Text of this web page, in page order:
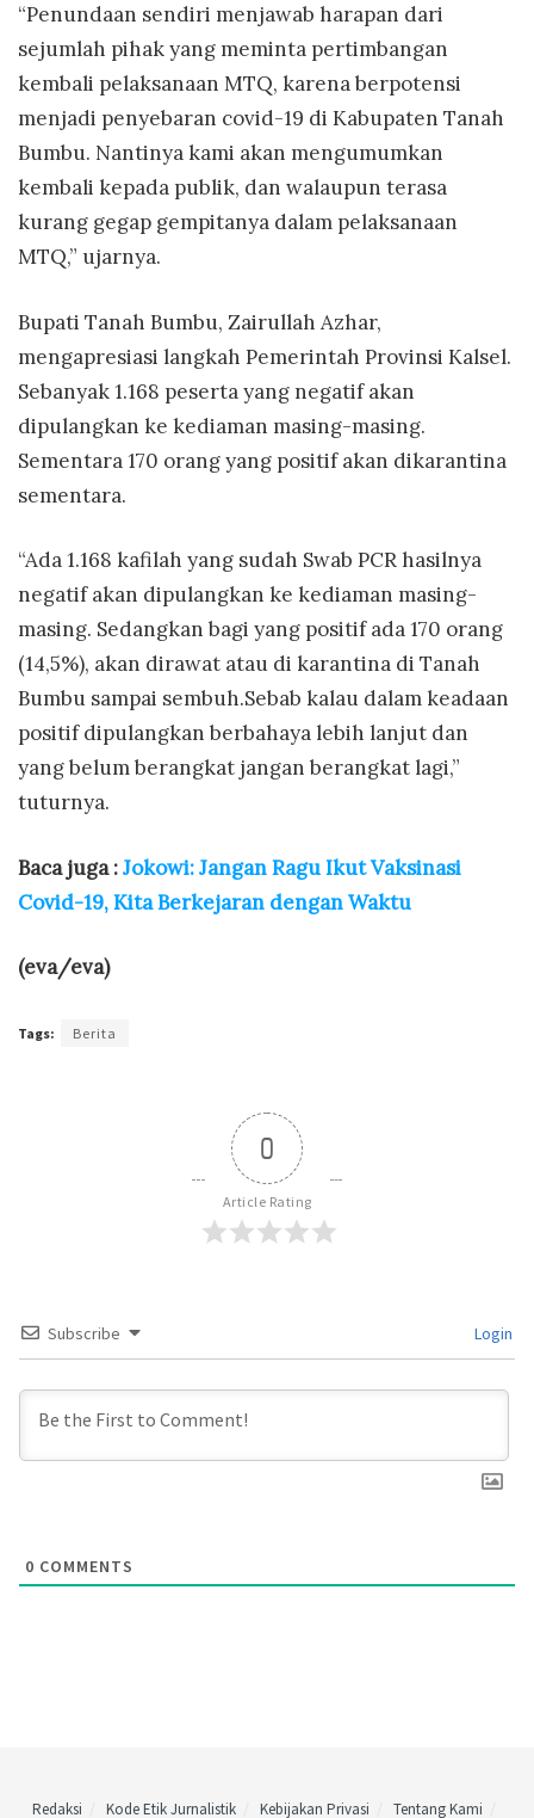
“Penundaan sendiri menjawab harapan dari
sejumlah pihak yang meminta pertimbangan
kembali pelaksanaan MTQ, karena berpotensi
menjadi penyebaran covid-19 di Kabupaten Tanah
Bumbu. Nantinya kami akan mengumumkan
kembali kepada publik, dan walaupun terasa
kurang gegap gempitanya dalam pelaksanaan
MTQ,” ujarnya.
Bupati Tanah Bumbu, Zairullah Azhar,
mengapresiasi langkah Pemerintah Provinsi Kalsel.
Sebanyak 1.168 peserta yang negatif akan
dipulangkan ke kediaman masing-masing.
Sementara 170 orang yang positif akan dikarantina
sementara.
“Ada 1.168 kafilah yang sudah Swab PCR hasilnya
negatif akan dipulangkan ke kediaman masing-
masing. Sedangkan bagi yang positif ada 170 orang
(14,5%), akan dirawat atau di karantina di Tanah
Bumbu sampai sembuh.Sebab kalau dalam keadaan
positif dipulangkan berbahaya lebih lanjut dan
yang belum berangkat jangan berangkat lagi,”
tuturnya.
Baca juga :Jokowi: Jangan Ragu Ikut Vaksinasi
Covid-19, Kita Berkejaran dengan Waktu
(eva/eva)
Tags: Berita
0
Article Rating
Subscribe Login
0 COMMENTS
Redaksi Kode Etik Jurnalistik Kebijakan Privasi Tentang Kami